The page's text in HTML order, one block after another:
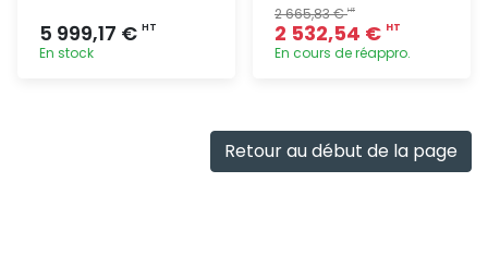
5 999,17 € HT
En stock
2 665,83 €HT
2 532,54 € HT
En cours de réappro.
Retour au début de la page